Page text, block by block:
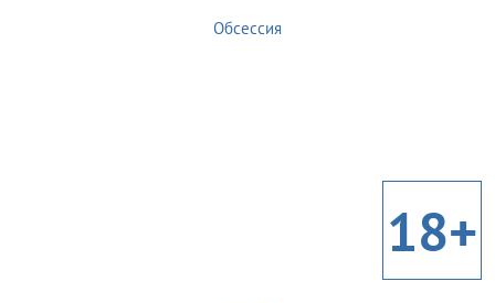
Обсессия
18+